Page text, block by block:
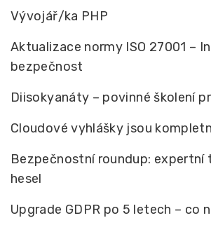
Vývojář/ka PHP
Aktualizace normy ISO 27001 –
bezpečnost
Diisokyanáty – povinné školení
Cloudové vyhlášky jsou
Bezpečnostní roundup: expertní
hesel
Upgrade GDPR po 5 letech – co